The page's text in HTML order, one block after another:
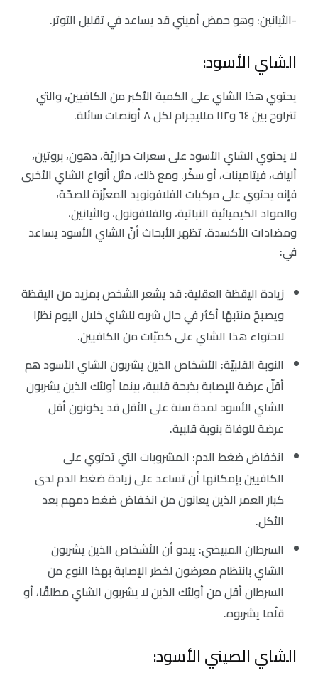
-الثيانين: وهو حمض أميني قد يساعد في تقليل التوتر.
الشاي الأسود:
يحتوي هذا الشاي على الكمية الأكبر من الكافيين، والتي
تتراوح بين ٦٤ و١١٢ ملليجرام لكل ٨ أونصات سائلة.
لا يحتوي الشاي الأسود على سعرات حراريّة، دهون، بروتين،
ألياف، فيتامينات، أو سكّر. ومع ذلك، مثل أنواع الشاي الأخرى
فإنه يحتوي على مركبات الفلافونويد المعزّزة للصحّة،
والمواد الكيميائية النباتية، والفلافونول، والثيانين،
ومضادات الأكسدة. تظهر الأبحاث أنّ الشاي الأسود يساعد
في:
زيادة اليقظة العقلية: قد يشعر الشخص بمزيد من اليقظة
ويصبحُ منتبهًا أكثر في حال شربه للشاي خلال اليوم نظرًا
لاحتواء هذا الشاي على كميّات من الكافيين.
النوبة القلبيّة: الأشخاص الذين يشربون الشاي الأسود هم
أقلّ عرضة للإصابة بذبحة قلبية، بينما أولئك الذين يشربون
الشاي الأسود لمدة سنة على الأقل قد يكونون أقل
عرضة للوفاة بنوبة قلبية.
انخفاض ضغط الدم: المشروبات التي تحتوي على
الكافيين بإمكانها أن تساعد على زيادة ضغط الدم لدى
كبار العمر الذين يعانون من انخفاض ضغط دمهم بعد
الأكل.
السرطان المبيضي: يبدو أن الأشخاص الذين يشربون
الشاي بانتظام معرضون لخطر الإصابة بهذا النوع من
السرطان أقل من أولئك الذين لا يشربون الشاي مطلقًا، أو
قلّما يشربوه.
الشاي الصيني الأسود: